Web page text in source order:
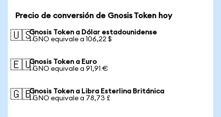
Precio de conversión de Gnosis Token hoy
🇺🇸Gnosis Token a Dólar estadounidense
1 GNO equivale a 106,22 $
🇪🇺Gnosis Token a Euro
1 GNO equivale a 91,91 €
🇬🇧Gnosis Token a Libra Esterlina Británica
1 GNO equivale a 78,73 £